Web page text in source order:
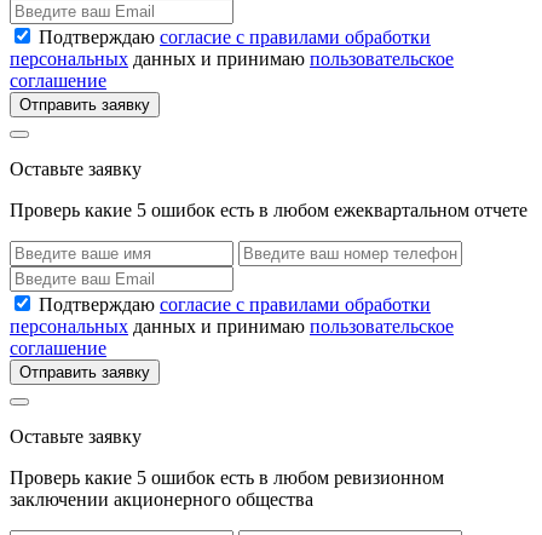
Подтверждаю согласие с правилами обработки
персональных данных и принимаю пользовательское
соглашение
Отправить заявку
Оставьте заявку
Проверь какие 5 ошибок есть в любом ежеквартальном отчете
Подтверждаю согласие с правилами обработки
персональных данных и принимаю пользовательское
соглашение
Отправить заявку
Оставьте заявку
Проверь какие 5 ошибок есть в любом ревизионном
заключении акционерного общества